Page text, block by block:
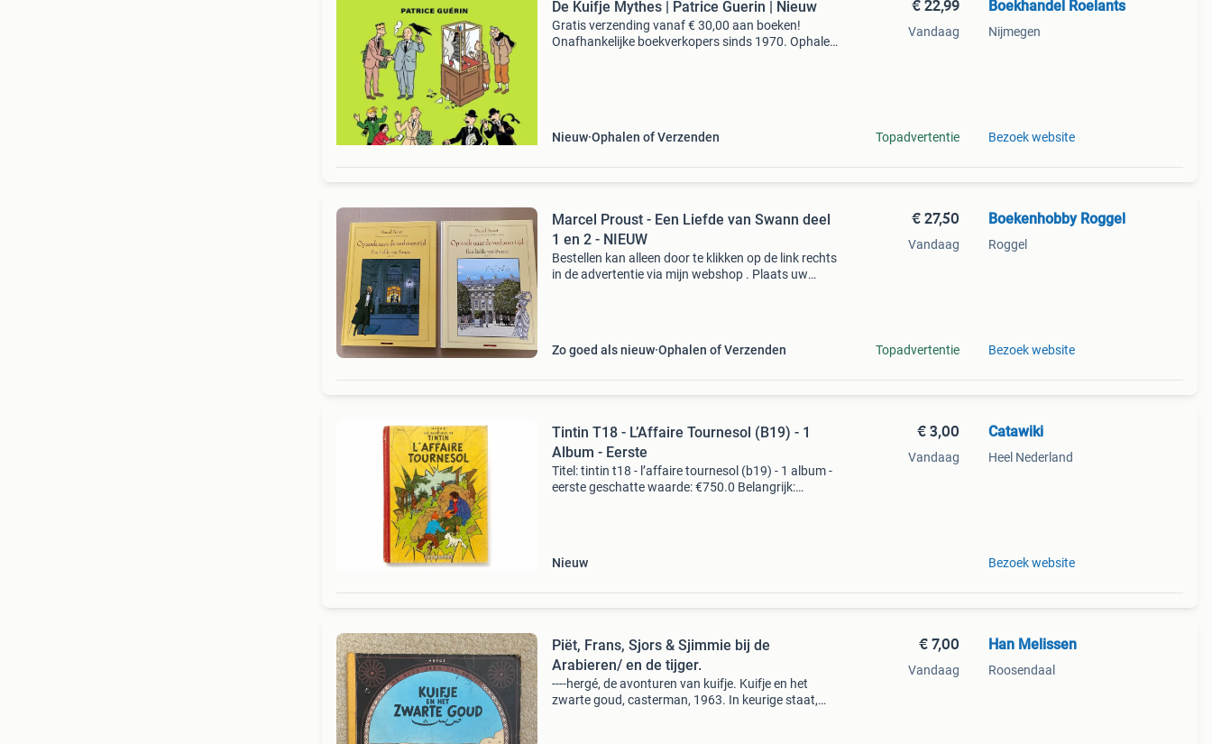
De Kuifje Mythes | Patrice Guerin | Nieuw
Gratis verzending vanaf € 30,00 aan boeken!
Onafhankelijke boekverkopers sinds 1970. Ophalen
Nieuw Ophalen of Verzenden
€ 22,99
Vandaag
Topadvertentie
Boekhandel Roelants
Nijmegen
Bezoek website
Marcel Proust - Een Liefde van Swann deel
1 en 2 - NIEUW
Bestellen kan alleen door te klikken op de link rechts
in de advertentie via mijn webshop . Plaats uw
Zo goed als nieuw Ophalen of Verzenden
€ 27,50
Vandaag
Topadvertentie
Boekenhobby Roggel
Roggel
Bezoek website
Tintin T18 - L’Affaire Tournesol (B19) - 1
Album - Eerste
Titel: tintin t18 - l’affaire tournesol (b19) - 1 album -
eerste geschatte waarde: €750.0 Belangrijk:
Nieuw
€ 3,00
Vandaag
Catawiki
Heel Nederland
Bezoek website
Piët, Frans, Sjors & Sjimmie bij de
Arabieren/ en de tijger.
----hergé, de avonturen van kuifje. Kuifje en het
zwarte goud, casterman, 1963. In keurige staat,
€ 7,00
Vandaag
Han Melissen
Roosendaal